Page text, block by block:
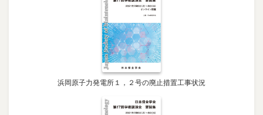
浜岡原子力発電所１，２号の廃止措置工事状況